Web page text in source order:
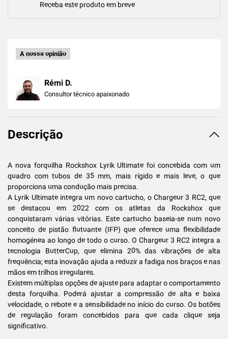
Receba este produto em breve
A nossa opinião
Rémi D.
Consultor técnico apaixonado
Descrição
A nova forquilha Rockshox Lyrik Ultimate foi concebida com um
quadro com tubos de 35 mm, mais rígido e mais leve, o que
proporciona uma condução mais precisa.
A Lyrik Ultimate integra um novo cartucho, o Chargeur 3 RC2, que
se destacou em 2022 com os atletas da Rockshox que
conquistaram várias vitórias. Este cartucho baseia-se num novo
conceito de pistão flutuante (IFP) que oferece uma flexibilidade
homogénea ao longo de todo o curso. O Chargeur 3 RC2 integra a
tecnologia ButterCup, que elimina 20% das vibrações de alta
frequência; esta inovação ajuda a reduzir a fadiga nos braços e nas
mãos em trilhos irregulares.
Existem múltiplas opções de ajuste para adaptar o comportamento
desta forquilha. Poderá ajustar a compressão de alta e baixa
velocidade, o rebote e a sensibilidade no início do curso. Os botões
de regulação foram concebidos para que cada clique seja
significativo.